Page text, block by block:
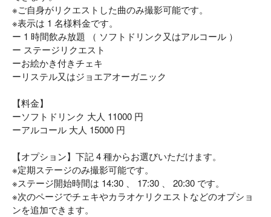
※ご自身がリクエストした曲のみ撮影可能です。
※表示は 1 名様料金です。
ー 1 時間飲み放題 （ ソフトドリンク又はアルコール ）
ー ステージリクエスト
ーお絵かき付きチェキ
ーリステル又はジョエアオーガニック
【料金】
ーソフトドリンク 大人 11000 円
ーアルコール 大人 15000 円
【オプション】下記 4 種からお選びいただけます。
※定期ステージのみ撮影可能です。
※ステージ開始時間は 14:30 、 17:30 、 20:30 です。
※次のページでチェキやカラオケリクエストなどのオプショ
ンを追加できます。